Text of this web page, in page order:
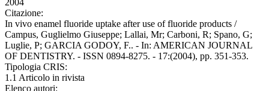
2004
Citazione:
In vivo enamel fluoride uptake after use of fluoride products /
Campus, Guglielmo Giuseppe; Lallai, Mr; Carboni, R; Spano, G;
Luglie, P; GARCIA GODOY, F.. - In: AMERICAN JOURNAL
OF DENTISTRY. - ISSN 0894-8275. - 17:(2004), pp. 351-353.
Tipologia CRIS:
1.1 Articolo in rivista
Elenco autori: